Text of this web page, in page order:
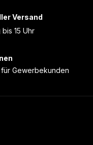
Versand
15 Uhr
Gewerbekunden